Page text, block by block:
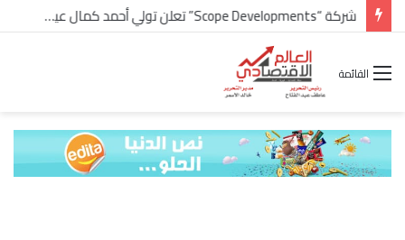
شركة “Scope Developments” تعلن تولي أحمد كمال عيسى منصب الرئيس التنفيذي للقطاع التجاري
القائمة